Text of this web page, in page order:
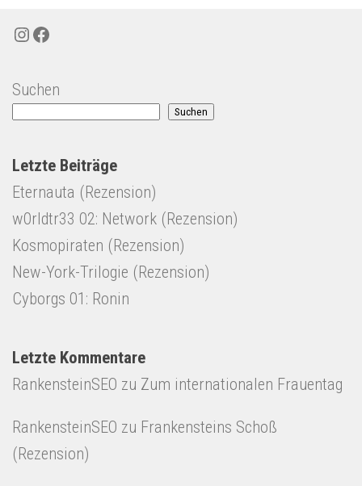
Instagram
Facebook
Suchen
Suchen
Letzte Beiträge
Eternauta (Rezension)
w0rldtr33 02: Network (Rezension)
Kosmopiraten (Rezension)
New-York-Trilogie (Rezension)
Cyborgs 01: Ronin
Letzte Kommentare
RankensteinSEO zu Zum internationalen Frauentag
RankensteinSEO zu Frankensteins Schoß
(Rezension)